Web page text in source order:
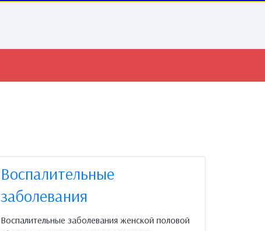
Воспалительные
заболевания
Воспалительные заболевания женской половой